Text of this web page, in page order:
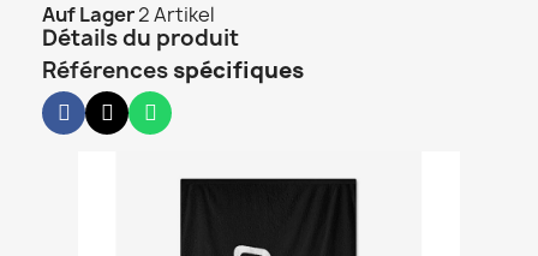
Auf Lager2 Artikel
Détails du produit
Références spécifiques